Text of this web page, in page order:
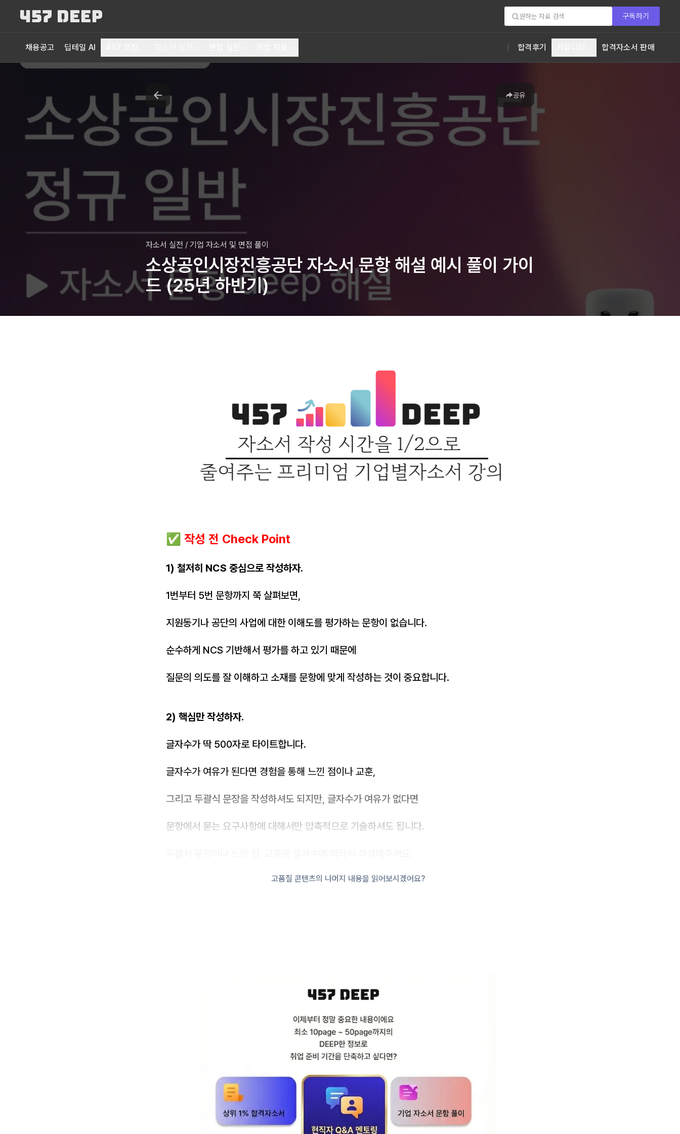
구독하기
채용공고 딥테일 AI 합격후기 합격자소서 판매
공유
자소서 실전 / 기업 자소서 및 면접 풀이
소상공인시장진흥공단 자소서 문항 해설 예시 풀이 가이
드 (25년 하반기)
✅ 작성 전 Check Point
1) 철저히 NCS 중심으로 작성하자.
1번부터 5번 문항까지 쭉 살펴보면,
지원동기나 공단의 사업에 대한 이해도를 평가하는 문항이 없습니다.
순수하게 NCS 기반해서 평가를 하고 있기 때문에
질문의 의도를 잘 이해하고 소재를 문항에 맞게 작성하는 것이 중요합니다.
2) 핵심만 작성하자.
글자수가 딱 500자로 타이트합니다.
글자수가 여유가 된다면 경험을 통해 느낀 점이나 교훈,
그리고 두괄식 문장을 작성하셔도 되지만, 글자수가 여유가 없다면
문항에서 묻는 요구사항에 대해서만 압축적으로 기술하셔도 됩니다.
NCS 정보수집능력과 문제해결력을 동시에 평가하고 있습니다.
✅ 정보수집과 문제해결력을 동시에 평가하는 이유
객관적인 자료와 근거를 활용하여
고품질 콘텐츠의 나머지 내용을 읽어보시겠어요?